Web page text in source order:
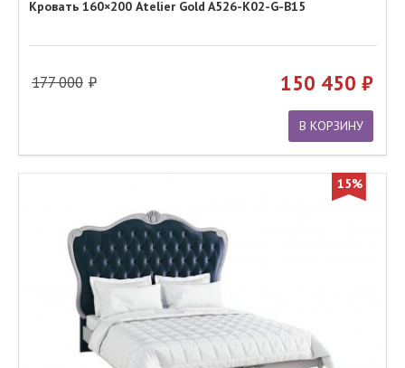
Кровать 160×200 Atelier Gold A526-K02-G-B15
177 000 150 450
В КОРЗИНУ
15%